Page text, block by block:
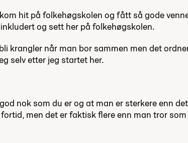
hit på folkehøgskolen og fått så gode
og sett her på folkehøgskolen.
krangler når man bor sammen men det
selv etter jeg startet her.
nok som du er og at man er sterkere enn
men det er faktisk flere enn man tror